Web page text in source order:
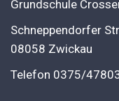
Grundschule
Schneppendorfer
08058 Zwickau
Telefon 0375/